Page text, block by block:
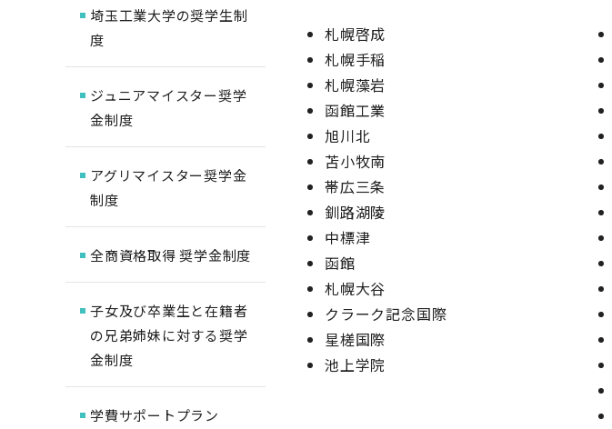
札幌啓成
札幌手稲
札幌藻岩
函館工業
旭川北
苫小牧南
帯広三条
釧路湖陵
中標津
函館
札幌大谷
クラーク記念国際
星槎国際
池上学院
埼玉工業大学の奨学生制
度
ジュニアマイスター奨学
金制度
アグリマイスター奨学金
制度
全商資格取得 奨学金制度
子女及び卒業生と在籍者
の兄弟姉妹に対する奨学
金制度
学費サポートプラン